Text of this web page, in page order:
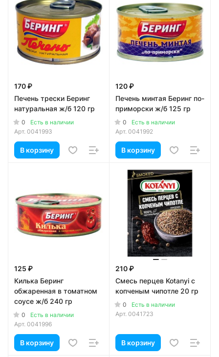
170 ₽
Печень трески Беринг
натуральная ж/б 120 гр
0
Есть в наличии
Арт. 0041993
В корзину
120 ₽
Печень минтая Беринг по-
приморски ж/б 125 гр
0
Есть в наличии
Арт. 0041992
В корзину
125 ₽
Килька Беринг
обжаренная в томатном
соусе ж/б 240 гр
0
Есть в наличии
Арт. 0041996
В корзину
210 ₽
Смесь перцев Kotanyi с
копченым чипотле 20 гр
0
Есть в наличии
Арт. 0041723
В корзину